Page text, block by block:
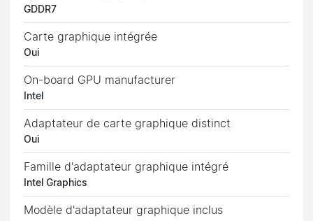
GDDR7
Carte graphique intégrée
Oui
On-board GPU manufacturer
Intel
Adaptateur de carte graphique distinct
Oui
Famille d'adaptateur graphique intégré
Intel Graphics
Modèle d'adaptateur graphique inclus